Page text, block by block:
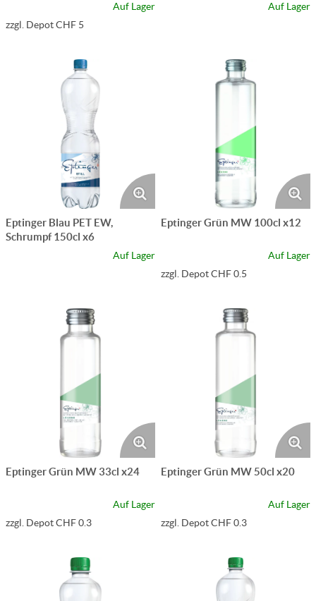
Auf Lager
zzgl. Depot CHF 5
Auf Lager
Eptinger Blau PET EW,
Schrumpf 150cl x6
Auf Lager
Eptinger Grün MW 100cl x12
Auf Lager
zzgl. Depot CHF 0.5
Eptinger Grün MW 33cl x24
Auf Lager
zzgl. Depot CHF 0.3
Eptinger Grün MW 50cl x20
Auf Lager
zzgl. Depot CHF 0.3